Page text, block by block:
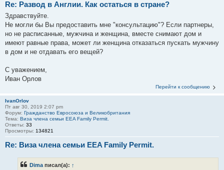
Re: Развод в Англии. Как остаться в стране?
Здравствуйте.
Не могли бы Вы предоставить мне "консультацию"? Если партнеры,
но не расписанные, мужчина и женщина, вместе снимают дом и
имеют равные права, может ли женщина отказаться пускать мужчину
в дом и не отдавать его вещей?
С уважением,
Иван Орлов
Перейти к сообщению
IvanOrlov
Пт авг 30, 2019 2:07 pm
Форум: Гражданство Евросоюза и Великобритания
Тема: Виза члена семьи EEA Family Permit.
Ответы: 33
Просмотры: 134821
Re: Виза члена семьи EEA Family Permit.
Dima писал(а): ↑